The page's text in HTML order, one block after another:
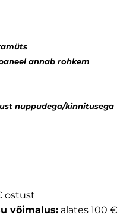
annab rohkem
nuppudega/kinnitusega
ostust
võimalus: alates 100 €